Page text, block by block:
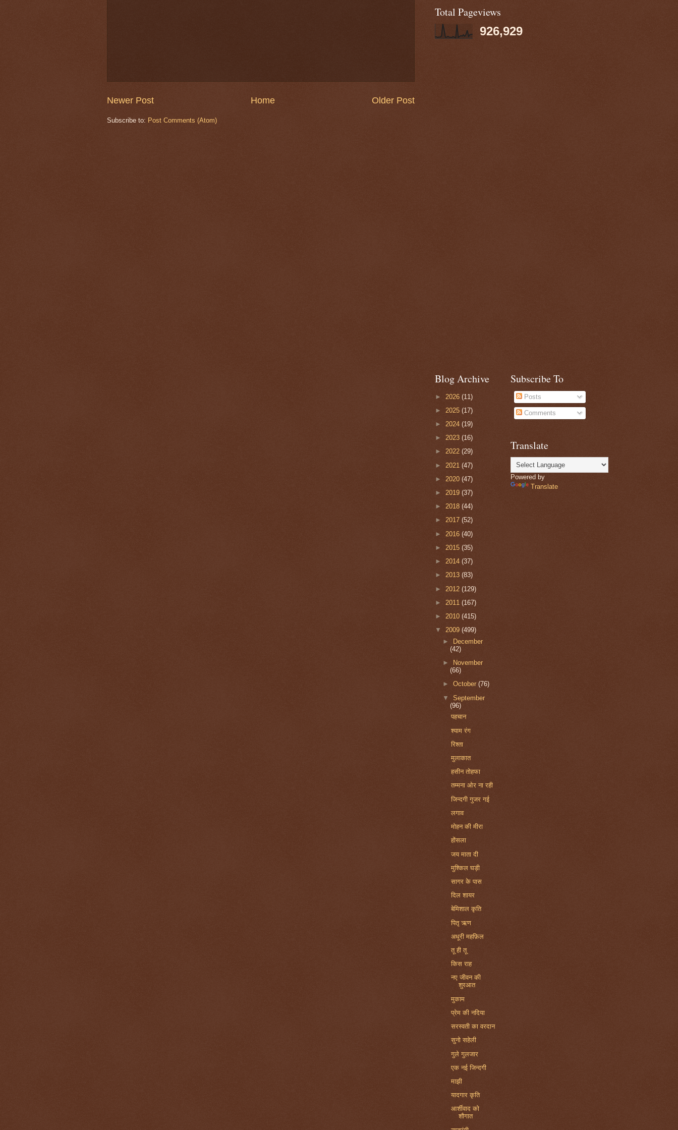
Newer Post Older Post
Home
Subscribe to: Post Comments (Atom)
Total Pageviews
926,929
Blog Archive
► 2026 (11)
► 2025 (17)
► 2024 (19)
► 2023 (16)
► 2022 (29)
► 2021 (47)
► 2020 (47)
► 2019 (37)
► 2018 (44)
► 2017 (52)
► 2016 (40)
► 2015 (35)
► 2014 (37)
► 2013 (83)
► 2012 (129)
► 2011 (167)
► 2010 (415)
▼ 2009 (499)
►
December
(42)
►
November
(66)
►October(76)
▼September
(96)
पहचान
श्याम रंग
रिश्ता
मुलाकात
हसीन तोहफा
तम्मना ओर ना रही
जिन्दगी गुजर गई
लगाव
मोहन की मीरा
होंसला
जय माता दी
मुश्किल घड़ी
सागर के पास
दिल शायर
बेमिशाल कृति
पितृ ऋण
अधूरी महफ़िल
तू ही तू
किस राह
नए जीवन की
शुरआत
मुकाम
प्रेम की नदिया
सरस्वती का वरदान
सुनो सहेली
गुले गुलजार
एक नई जिन्दगी
माझी
यादगार कृति
आर्शीवाद को
शौगात
Subscribe To
Posts
Comments
Translate
Powered by
Translate